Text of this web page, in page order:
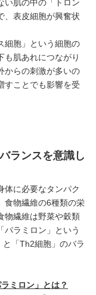
い肌の中の「トロン
、表皮細胞が興奮状
細胞」という細胞の
も肌あれにつながり
からの刺激が多いの
すことでも影響を受
ランスを意識し
体に必要なタンパク
食物繊維の6種類の栄
物繊維は野菜や穀類
パラミロン」という
「Th2細胞」のバラ
ミロン」とは？